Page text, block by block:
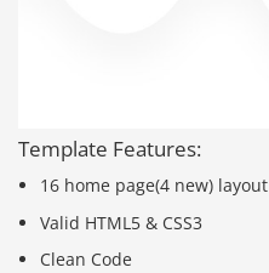
Template Features:
16 home page(4 new) layout
Valid HTML5 & CSS3
Clean Code